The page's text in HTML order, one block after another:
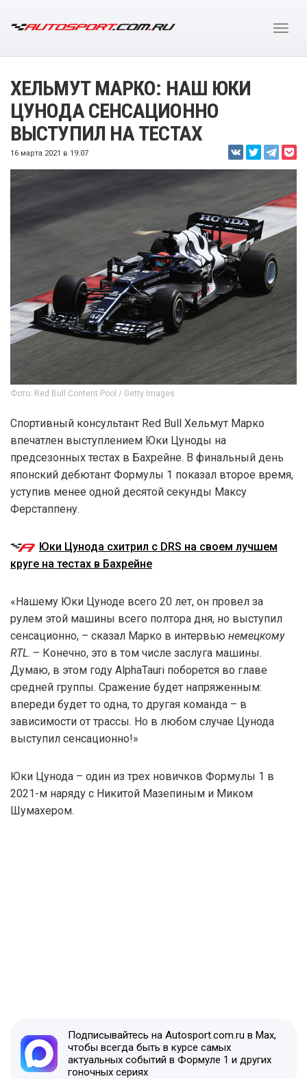
ХЕЛЬМУТ МАРКО: НАШ ЮКИ
ЦУНОДА СЕНСАЦИОННО
ВЫСТУПИЛ НА ТЕСТАХ
16 марта 2021 в 19:07
Фото: Red Bull Content Pool / Getty Images
Спортивный консультант Red Bull Хельмут Марко
впечатлен выступлением Юки Цуноды на
предсезонных тестах в Бахрейне. В финальный день
японский дебютант Формулы 1 показал второе время,
уступив менее одной десятой секунды Максу
Ферстаппену.
Юки Цунода схитрил с DRS на своем лучшем
круге на тестах в Бахрейне
«Нашему Юки Цуноде всего 20 лет, он провел за
рулем этой машины всего полтора дня, но выступил
сенсационно, – сказал Марко в интервью немецкому
RTL. – Конечно, это в том числе заслуга машины.
Думаю, в этом году AlphaTauri поборется во главе
средней группы. Сражение будет напряженным:
впереди будет то одна, то другая команда – в
зависимости от трассы. Но в любом случае Цунода
выступил сенсационно!»
Юки Цунода – один из трех новичков Формулы 1 в
2021-м наряду с Никитой Мазепиным и Миком
Шумахером.
Подписывайтесь на Autosport.com.ru в Max,
чтобы всегда быть в курсе самых
актуальных событий в Формуле 1 и других
гоночных сериях